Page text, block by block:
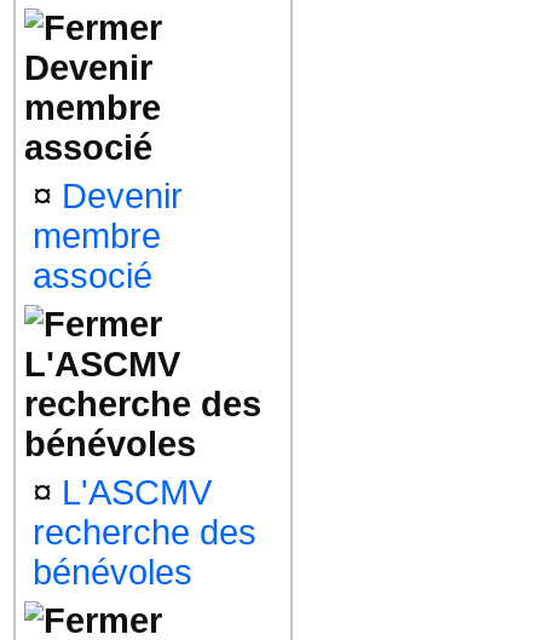
Devenir
membre
associé
¤ Devenir
membre
associé
L'ASCMV
recherche des
bénévoles
¤ L'ASCMV
recherche des
bénévoles